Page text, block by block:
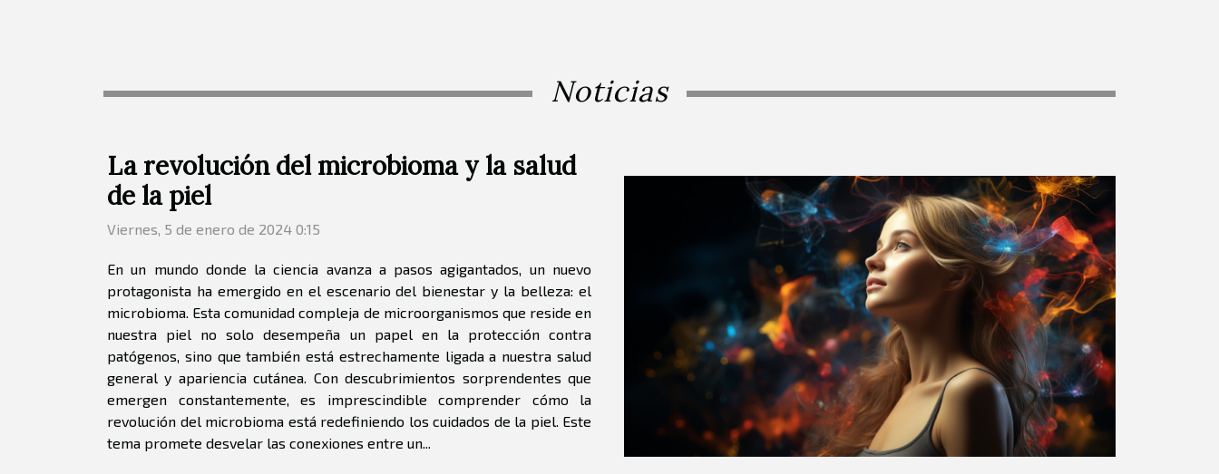
Noticias
La revolución del microbioma y la salud
de la piel
Viernes, 5 de enero de 2024 0:15
En un mundo donde la ciencia avanza a pasos agigantados, un nuevo
protagonista ha emergido en el escenario del bienestar y la belleza: el
microbioma. Esta comunidad compleja de microorganismos que reside en
nuestra piel no solo desempeña un papel en la protección contra
patógenos, sino que también está estrechamente ligada a nuestra salud
general y apariencia cutánea. Con descubrimientos sorprendentes que
emergen constantemente, es imprescindible comprender cómo la
revolución del microbioma está redefiniendo los cuidados de la piel. Este
tema promete desvelar las conexiones entre un...